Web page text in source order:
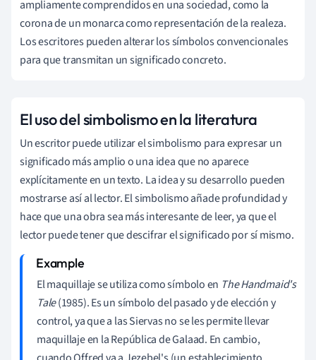
ampliamente comprendidos en una sociedad, como la
corona de un monarca como representación de la realeza.
Los escritores pueden alterar los símbolos convencionales
para que transmitan un significado concreto.
El uso del simbolismo en la literatura
Un escritor puede utilizar el simbolismo para expresar un
significado más amplio o una idea que no aparece
explícitamente en un texto. La idea y su desarrollo pueden
mostrarse así al lector. El simbolismo añade profundidad y
hace que una obra sea más interesante de leer, ya que el
lector puede tener que descifrar el significado por sí mismo.
El maquillaje se utiliza como símbolo en The Handmaid's
Tale(1985). Es un símbolo del pasado y de elección y
control, ya que a las Siervas no se les permite llevar
maquillaje en la República de Galaad. En cambio,